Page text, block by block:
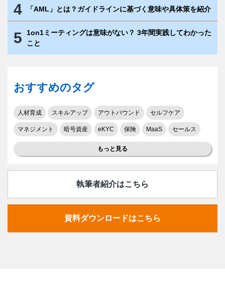
4 「AML」とは？ガイドラインに基づく意味や具体策を紹介
5
1on1ミーティングは意味がない？ 3年間実践してわかった
こと
おすすめのタグ
人材育成 スキルアップ アウトバウンド セルフケア
マネジメント 暗号資産 eKYC 保険 MaaS セールス
もっと見る
執筆者紹介はこちら
資料ダウンロードはこちら